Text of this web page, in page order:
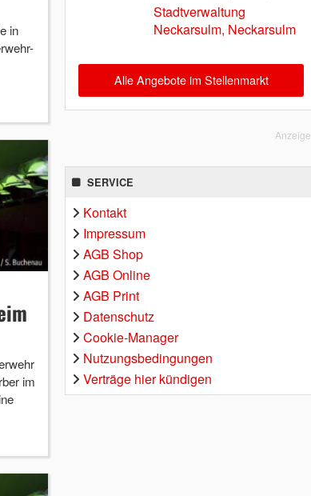
in
im
Stadtverwaltung
Neckarsulm, Neckarsulm
Alle Angebote im Stellenmarkt
Anzeige
SERVICE
Kontakt
Impressum
AGB Shop
AGB Online
AGB Print
Datenschutz
Cookie-Manager
Nutzungsbedingungen
Verträge hier kündigen